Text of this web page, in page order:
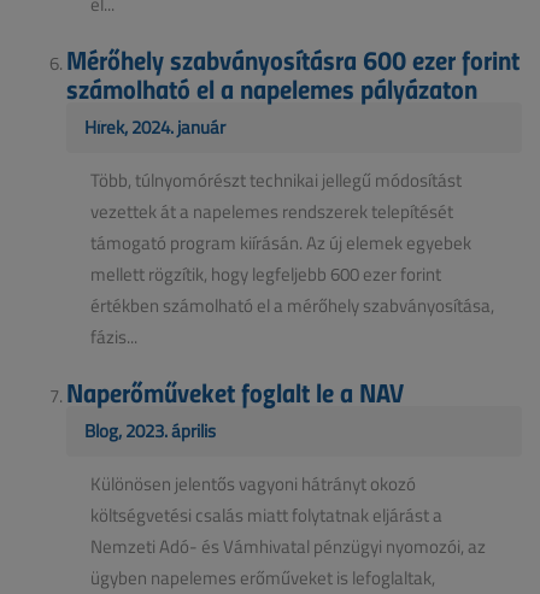
Mérőhely szabványosításra 600 ezer forint
számolható el a napelemes pályázaton
Hírek, 2024. január
Több, túlnyomórészt technikai jellegű módosítást
vezettek át a napelemes rendszerek telepítését
támogató program kiírásán. Az új elemek egyebek
mellett rögzítik, hogy legfeljebb 600 ezer forint
értékben számolható el a mérőhely szabványosítása,
fázis...
Naperőműveket foglalt le a NAV
Blog, 2023. április
Különösen jelentős vagyoni hátrányt okozó
költségvetési csalás miatt folytatnak eljárást a
Nemzeti Adó- és Vámhivatal pénzügyi nyomozói, az
ügyben napelemes erőműveket is lefoglaltak,